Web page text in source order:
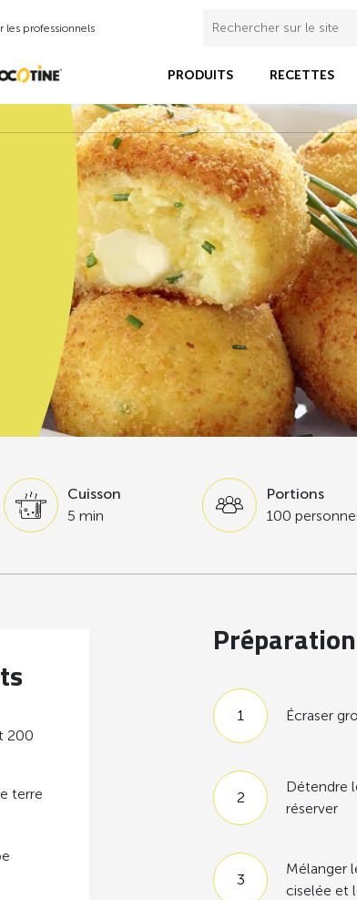
les professionnels
PRODUITS RECETTES
Cuisson
5 min
Portions
100
200
terre
Préparation
Écraser
Détendre
réserver
Mélanger
ciselée et